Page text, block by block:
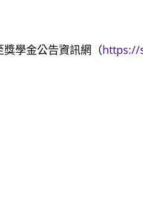
學金公告資訊網（https://